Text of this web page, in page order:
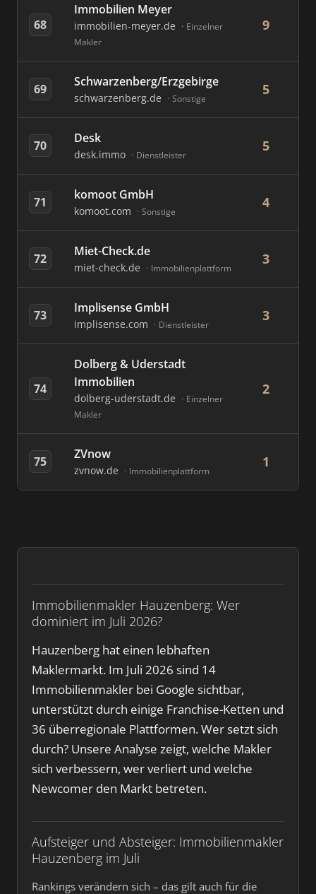
Immobilienmakler Hauzenberg: Wer
dominiert im Juli 2026?
Hauzenberg hat einen lebhaften
Maklermarkt. Im Juli 2026 sind 14
Immobilienmakler bei Google sichtbar,
unterstützt durch einige Franchise-Ketten und
36 überregionale Plattformen. Wer setzt sich
durch? Unsere Analyse zeigt, welche Makler
sich verbessern, wer verliert und welche
Newcomer den Markt betreten.
Aufsteiger und Absteiger: Immobilienmakler
Hauzenberg im Juli
Rankings verändern sich – das gilt auch für die
68
Immobilien Meyer
immobilien-meyer.de
Einzelner
Makler
9
69 Schwarzenberg/Erzgebirge
schwarzenberg.de Sonstige
5
70 Desk
desk.immo Dienstleister
5
71 komoot GmbH
komoot.com Sonstige
4
72 Miet-Check.de
miet-check.de Immobilienplattform
3
73 Implisense GmbH
implisense.com Dienstleister
3
74
Dolberg & Uderstadt
Immobilien
dolberg-uderstadt.de
Einzelner
Makler
2
75 ZVnow
zvnow.de Immobilienplattform
1